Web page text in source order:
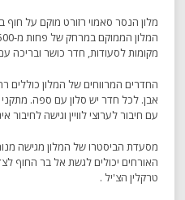
מלון הנסר סאמוי רזורט מוקם על
מקומות לסעודות, חדר כושר ובריכה
החדרים המרווחים של המלון כוללים
אבן. לכל חדר יש סלון עם ספה. מתקני
עם חיבור לערוצי לוויין וגישה לחיבור
מסעדת הביסטרו של המלון מגישה מנות
האורחים יכולים לגשת אל בר החוף
טרקלין הצ'יל .